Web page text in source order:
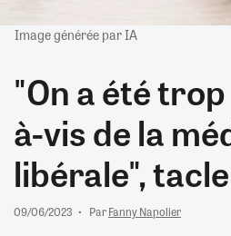
Image générée par IA
"On a été
à-vis de la
libérale",
09/06/2023 ParFanny Napolier